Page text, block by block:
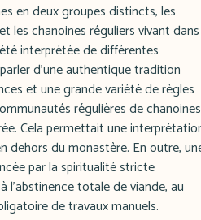
en deux groupes distincts, les
les chanoines réguliers vivant dans
interprétée de différentes
d'une authentique tradition
et une grande variété de règles
régulières de chanoines
Cela permettait une
dehors du monastère. En outre,
par la spiritualité stricte
l'abstinence totale de viande, au
de travaux manuels.